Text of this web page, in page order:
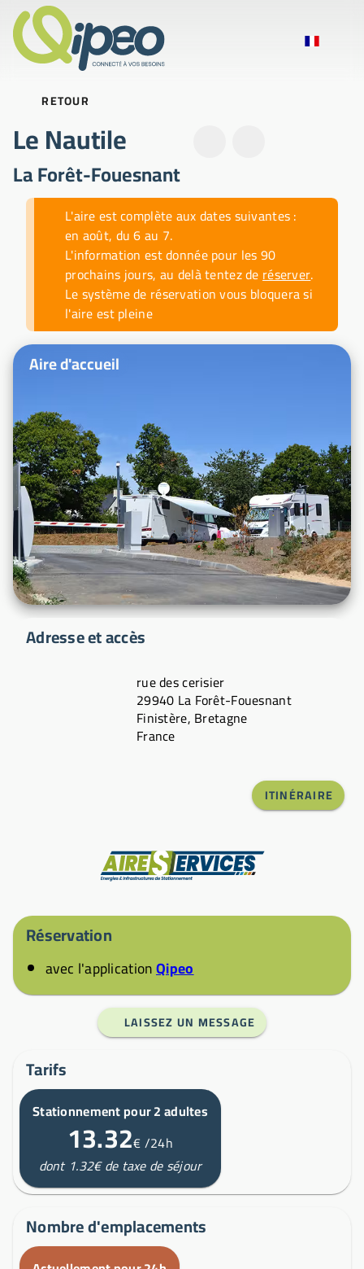
RETOUR
Le Nautile
La Forêt-Fouesnant
Fil-info des actualités
L'aire est complète aux dates suivantes :
en août, du 6 au 7.
L'information est donnée pour les 90
prochains jours, au delà tentez deréserver.
Le système de réservation vous bloquera si
l'aire est pleine
Photos d'illustration
Aire d'accueil
Adresse et accès
rue des cerisier
29940 La Forêt-Fouesnant
Finistère, Bretagne
France
ITINÉRAIRE
Réservation
avec l'applicationQipeo
LAISSEZ UN MESSAGE
Tarifs
Stationnement pour 2 adultes
13.32€/24h
dont 1.32€ de taxe de séjour
Nombre d'emplacements